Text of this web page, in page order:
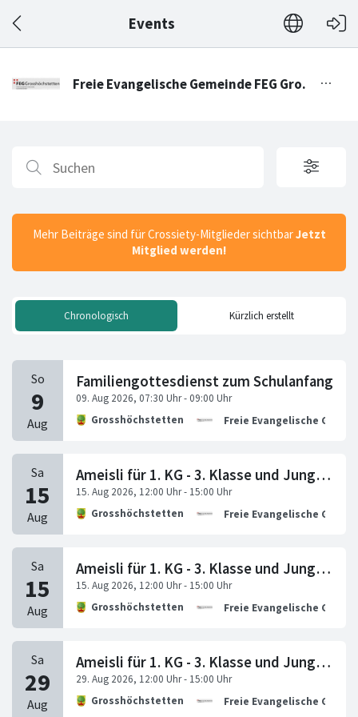
Events
Mehr Beiträge sind für Crossiety-Mitglieder sichtbarJetzt
Mitglied werden!
Chronologisch Kürzlich erstellt
Familiengottesdienst zum Schulanfang
Grosshöchstetten Freie Evangelische
Ameisli für 1. KG - 3. Klasse und Jungschi für 4. - 9. Klasse
Grosshöchstetten Freie Evangelische
Ameisli für 1. KG - 3. Klasse und Jungschi für 4. - 9. Klasse
Grosshöchstetten Freie Evangelische
Ameisli für 1. KG - 3. Klasse und Jungschi für 4. - 9. Klasse
Grosshöchstetten Freie Evangelische